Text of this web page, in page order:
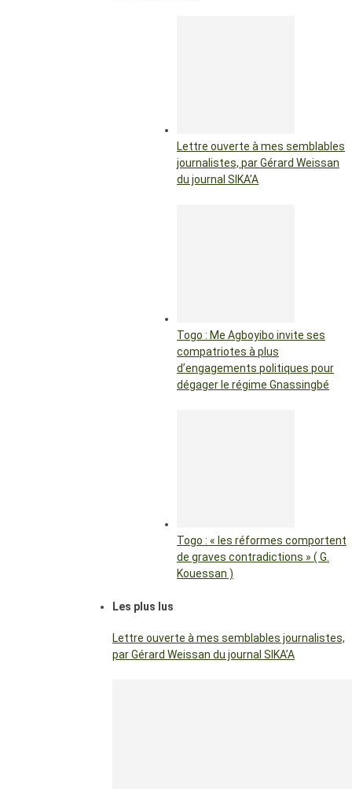
Lettre ouverte à mes semblables
journalistes, par Gérard Weissan
du journal SIKA’A
Togo : Me Agboyibo invite ses
compatriotes à plus
d’engagements politiques pour
dégager le régime Gnassingbé
Togo : « les réformes comportent
de graves contradictions » ( G.
Kouessan )
Les plus lus
Lettre ouverte à mes semblables journalistes,
par Gérard Weissan du journal SIKA’A